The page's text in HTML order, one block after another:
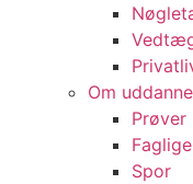
Om
Prøver
Spor